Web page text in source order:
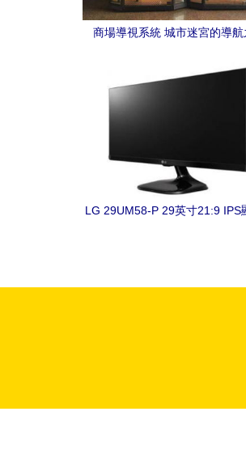
商場導視系統 城市迷宮的導航
LG 29UM58-P 29英寸21:9 IPS